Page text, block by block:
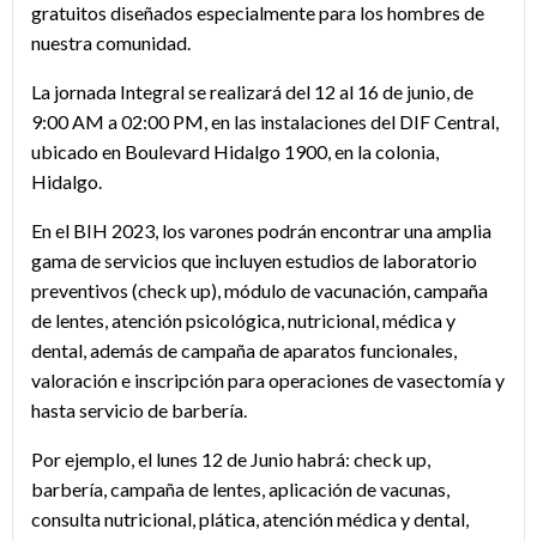
gratuitos diseñados especialmente para los hombres de
nuestra comunidad.
La jornada Integral se realizará del 12 al 16 de junio, de
9:00 AM a 02:00 PM, en las instalaciones del DIF Central,
ubicado en Boulevard Hidalgo 1900, en la colonia,
Hidalgo.
En el BIH 2023, los varones podrán encontrar una amplia
gama de servicios que incluyen estudios de laboratorio
preventivos (check up), módulo de vacunación, campaña
de lentes, atención psicológica, nutricional, médica y
dental, además de campaña de aparatos funcionales,
valoración e inscripción para operaciones de vasectomía y
hasta servicio de barbería.
Por ejemplo, el lunes 12 de Junio habrá: check up,
barbería, campaña de lentes, aplicación de vacunas,
consulta nutricional, plática, atención médica y dental,